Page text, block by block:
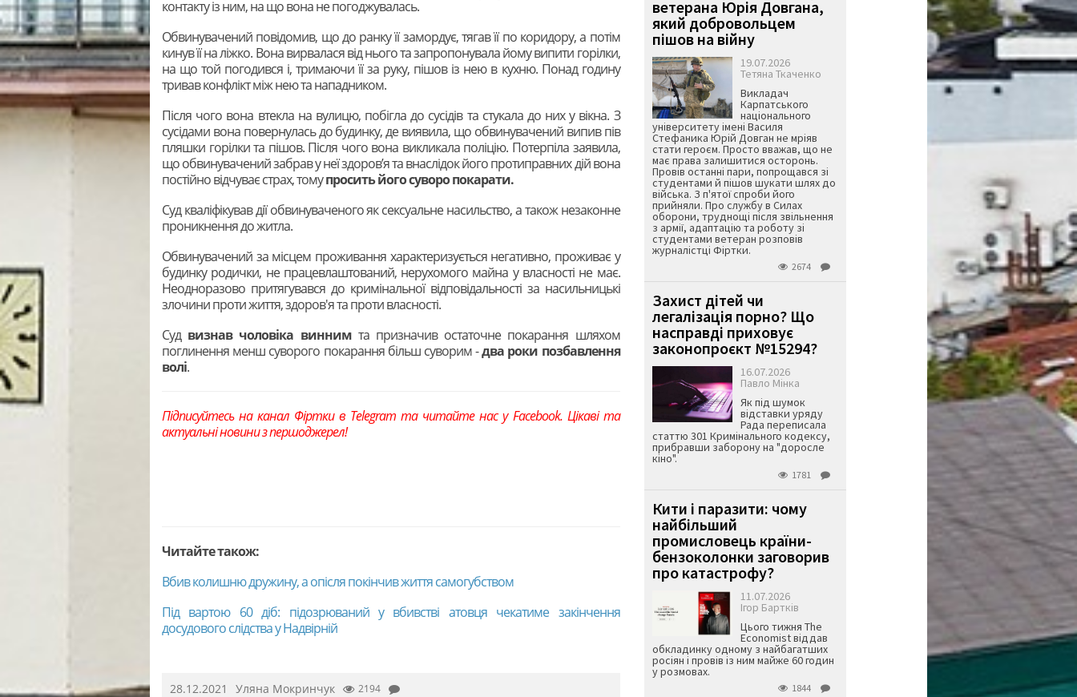
контакту із ним, на що вона не погоджувалась.
Обвинувачений повідомив, що до ранку її замордує, тягав її по коридору, а потім
кинув її на ліжко. Вона вирвалася від нього та запропонувала йому випити горілки,
на що той погодився і, тримаючи її за руку, пішов із нею в кухню. Понад годину
тривав конфлікт між нею та нападником.
Після чого вона втекла на вулицю, побігла до сусідів та стукала до них у вікна. З
сусідами вона повернулась до будинку, де виявила, що обвинувачений випив пів
пляшки горілки та пішов. Після чого вона викликала поліцію. Потерпіла заявила,
що обвинувачений забрав у неї здоров’я та внаслідок його протиправних дій вона
постійно відчуває страх, томупросить його суворо покарати.
Суд кваліфікував дії обвинуваченого як сексуальне насильство, а також незаконне
проникнення до житла.
Обвинувачений за місцем проживання характеризується негативно, проживає у
будинку родички, не працевлаштований, нерухомого майна у власності не має.
Неодноразово притягувався до кримінальної відповідальності за насильницькі
злочини проти життя, здоров'я та проти власності.
Суд визнав чоловіка виннимта призначив остаточне покарання шляхом
поглинення менш суворого покарання більш суворим -два роки позбавлення
волі.
Підписуйтесь на канал Фіртки в Telegramта читайте нас у Facebook. Цікаві та
актуальні новини з першоджерел!
Читайте також:
Вбив колишню дружину, а опісля покінчив життя самогубством
Під вартою 60 діб: підозрюваний у вбивстві атовця чекатиме закінчення
досудового слідства у Надвірній
28.12.2021 Уляна Мокринчук 2194
ветерана Юрія Довгана,
який добровольцем
пішов на війну
19.07.2026
Тетяна Ткаченко
Викладач
Карпатського
національного
університету імені Василя
Стефаника Юрій Довган не мріяв
стати героєм. Просто вважав, що не
має права залишитися осторонь.
Провів останні пари, попрощався зі
студентами й пішов шукати шлях до
війська. З п'ятої спроби його
прийняли. Про службу в Силах
оборони, труднощі після звільнення
з армії, адаптацію та роботу зі
студентами ветеран розповів
журналістці Фіртки.
2674
Захист дітей чи
легалізація порно? Що
насправді приховує
законопроєкт №15294?
16.07.2026
Павло Мінка
Як під шумок
відставки уряду
Рада переписала
статтю 301 Кримінального кодексу,
прибравши заборону на "доросле
кіно".
1781
Кити і паразити: чому
найбільший
промисловець країни-
бензоколонки заговорив
про катастрофу?
11.07.2026
Ігор Бартків
Цього тижня The
Economist віддав
обкладинку одному з найбагатших
росіян і провів із ним майже 60 годин
у розмовах.
1844